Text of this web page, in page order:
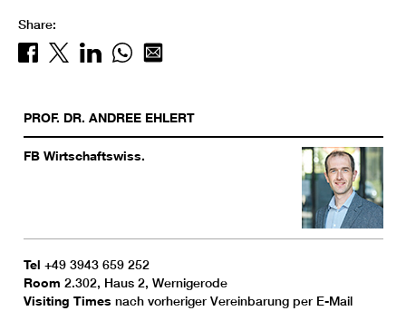
Share:
PROF. DR. ANDREE EHLERT
FB Wirtschaftswiss.
Tel +49 3943 659 252
Room 2.302, Haus 2, Wernigerode
Visiting Times nach vorheriger Vereinbarung per E-Mail